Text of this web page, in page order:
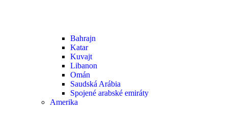
Bahrajn
Katar
Kuvajt
Libanon
Omán
Saudská Arábia
Spojené arabské emiráty
Amerika